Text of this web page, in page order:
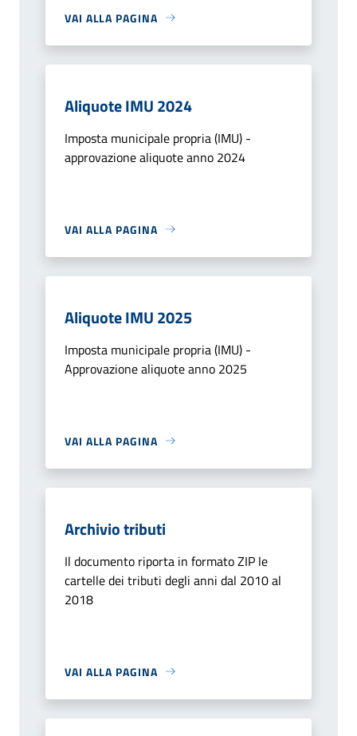
VAI ALLA PAGINA
Aliquote IMU 2024
Imposta municipale propria (IMU) -
approvazione aliquote anno 2024
VAI ALLA PAGINA
Aliquote IMU 2025
Imposta municipale propria (IMU) -
Approvazione aliquote anno 2025
VAI ALLA PAGINA
Archivio tributi
Il documento riporta in formato ZIP le
cartelle dei tributi degli anni dal 2010 al
2018
VAI ALLA PAGINA